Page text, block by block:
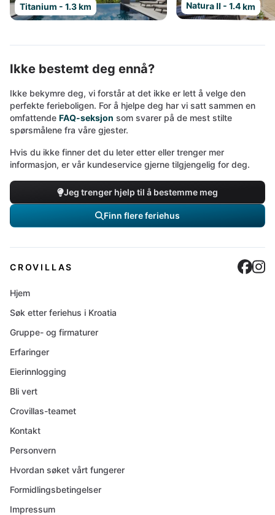
Titanium - 1.3 km Natura II - 1.4 km
Ikke bestemt deg ennå?
Ikke bekymre deg, vi forstår at det ikke er lett å velge den
perfekte ferieboligen. For å hjelpe deg har vi satt sammen en
omfattende FAQ-seksjon som svarer på de mest stilte
spørsmålene fra våre gjester.
Hvis du ikke finner det du leter etter eller trenger mer
informasjon, er vår kundeservice gjerne tilgjengelig for deg.
Jeg trenger hjelp til å bestemme meg
Finn flere feriehus
CROVILLAS
Hjem
Søk etter feriehus i Kroatia
Gruppe- og firmaturer
Erfaringer
Eierinnlogging
Bli vert
Crovillas-teamet
Kontakt
Personvern
Hvordan søket vårt fungerer
Formidlingsbetingelser
Impressum